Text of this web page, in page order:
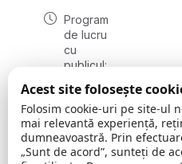
Program
de lucru
cu
publicul:
08:00 -
16:30
, vineri:
08:00 -
14:00
Acest site folosește
Folosim cookie-uri pe site-ul
mai relevantă experiență,
dumneavoastră. Prin
„Sunt de acord”, sunteți de